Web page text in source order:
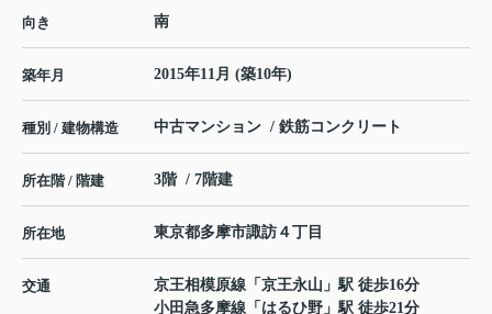
向き 南
築年月 2015年11月 (築10年)
種別 / 建物構造 中古マンション / 鉄筋コンクリート
所在階 / 階建 3階 / 7階建
所在地 東京都多摩市諏訪 ４丁目
交通 京王相模原線 「 京王永山 」駅 徒歩16分
小田急多摩線 「 はるひ野 」駅 徒歩21分